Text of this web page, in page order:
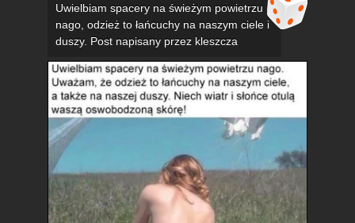
Uwielbiam spacery na świeżym powietrzu
nago, odzież to łańcuchy na naszym ciele i
duszy. Post napisany przez kleszcza